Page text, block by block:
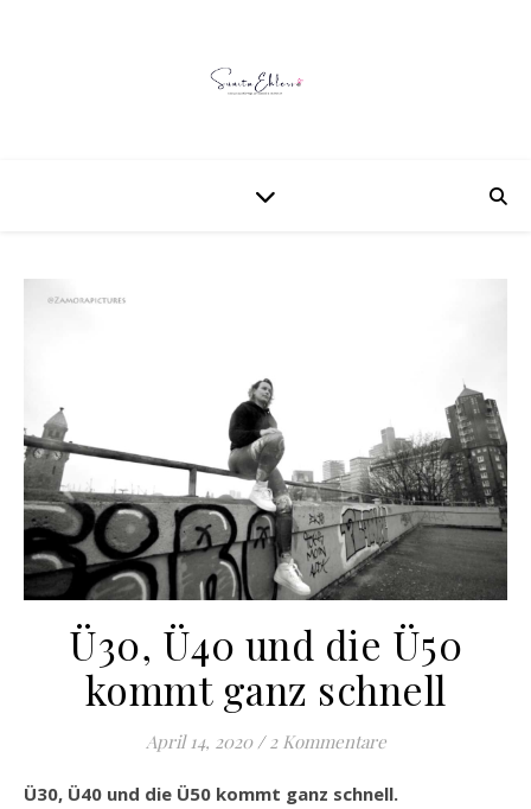
Ü30, Ü40 und die Ü50
kommt ganz schnell
April 14, 2020 / 2 Kommentare
Ü30, Ü40 und die Ü50 kommt ganz schnell.